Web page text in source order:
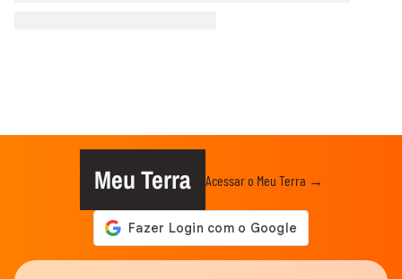
Meu Terra Acessar o Meu Terra →